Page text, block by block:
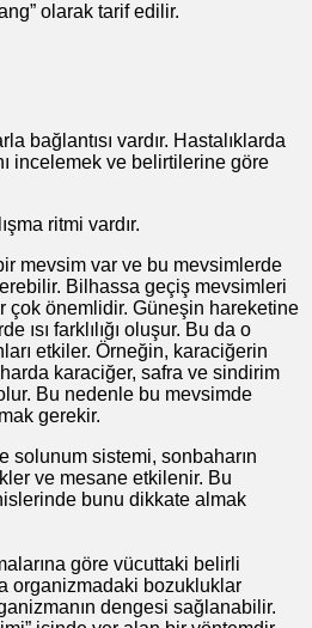
olarak tarif edilir.
bağlantısı vardır. Hastalıklarda
incelemek ve belirtilerine göre
ritmi vardır.
mevsim var ve bu mevsimlerde
Bilhassa geçiş mevsimleri
çok önemlidir. Güneşin hareketine
ısı farklılığı oluşur. Bu da o
etkiler. Örneğin, karaciğerin
karaciğer, safra ve sindirim
Bu nedenle bu mevsimde
gerekir.
solunum sistemi, sonbaharın
ve mesane etkilenir. Bu
bunu dikkate almak
göre vücuttaki belirli
organizmadaki bozukluklar
dengesi sağlanabilir.